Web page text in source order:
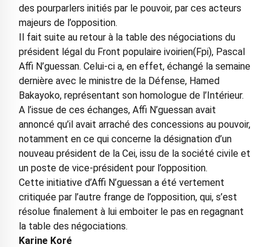
des pourparlers initiés par le pouvoir, par ces acteurs
majeurs de l’opposition.
Il fait suite au retour à la table des négociations du
président légal du Front populaire ivoirien(Fpi), Pascal
Affi N’guessan. Celui-ci a, en effet, échangé la semaine
dernière avec le ministre de la Défense, Hamed
Bakayoko, représentant son homologue de l’Intérieur.
A l’issue de ces échanges, Affi N’guessan avait
annoncé qu’il avait arraché des concessions au pouvoir,
notamment en ce qui concerne la désignation d’un
nouveau président de la Cei, issu de la société civile et
un poste de vice-président pour l’opposition.
Cette initiative d’Affi N’guessan a été vertement
critiquée par l’autre frange de l’opposition, qui, s’est
résolue finalement à lui emboiter le pas en regagnant
la table des négociations.
Karine Koré